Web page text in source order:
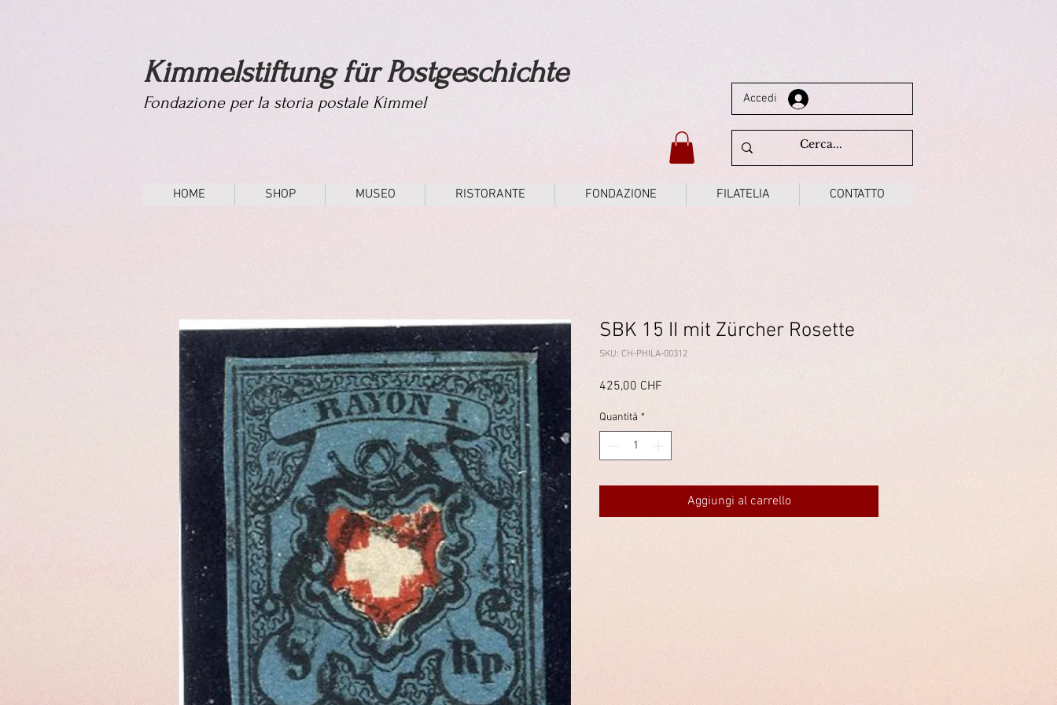
Kimmelstiftung für Postgeschichte
Fondazione per la storia postale Kimmel Accedi
HOME SHOP MUSEO RISTORANTE FONDAZIONE FILATELIA CONTATTO
SBK 15 II mit Zürcher Rosette
SKU: CH-PHILA-00312
425,00 CHF
Quantità *
Aggiungi al carrello